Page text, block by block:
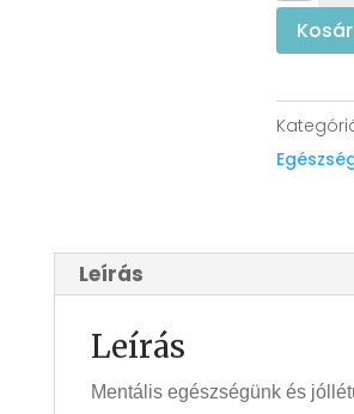
a
Leírás
Leírás
Mentális egészségünk és